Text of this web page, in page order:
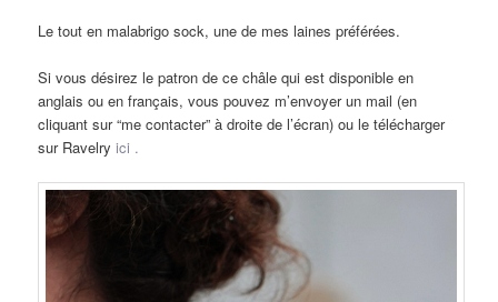
Le tout en malabrigo sock, une de mes laines préférées.
Si vous désirez le patron de ce châle qui est disponible en
anglais ou en français, vous pouvez m’envoyer un mail (en
cliquant sur “me contacter” à droite de l’écran) ou le télécharger
sur Ravelryici .